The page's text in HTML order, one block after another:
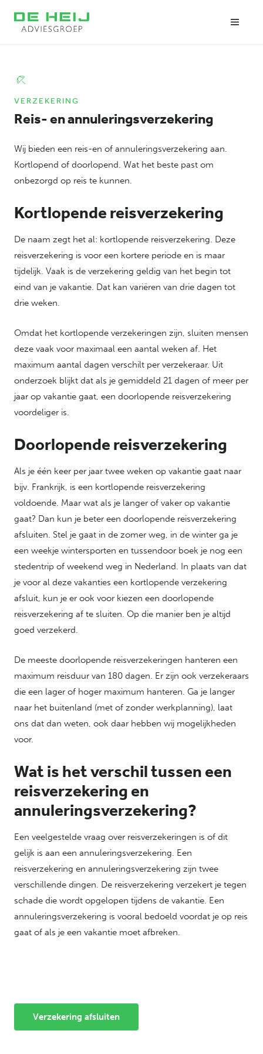
VERZEKERING
Reis- en annuleringsverzekering
Wij bieden een reis-en of annuleringsverzekering aan.
Kortlopend of doorlopend. Wat het beste past om
onbezorgd op reis te kunnen.
Kortlopende reisverzekering
De naam zegt het al: kortlopende reisverzekering. Deze
reisverzekering is voor een kortere periode en is maar
tijdelijk. Vaak is de verzekering geldig van het begin tot
eind van je vakantie. Dat kan variëren van drie dagen tot
drie weken.
Omdat het kortlopende verzekeringen zijn, sluiten mensen
deze vaak voor maximaal een aantal weken af. Het
maximum aantal dagen verschilt per verzekeraar. Uit
onderzoek blijkt dat als je gemiddeld 21 dagen of meer per
jaar op vakantie gaat, een doorlopende reisverzekering
voordeliger is.
Doorlopende reisverzekering
Als je één keer per jaar twee weken op vakantie gaat naar
bijv. Frankrijk, is een kortlopende reisverzekering
voldoende. Maar wat als je langer of vaker op vakantie
gaat? Dan kun je beter een doorlopende reisverzekering
afsluiten. Stel je gaat in de zomer weg, in de winter ga je
een weekje wintersporten en tussendoor boek je nog een
stedentrip of weekend weg in Nederland. In plaats van dat
je voor al deze vakanties een kortlopende verzekering
afsluit, kun je er ook voor kiezen een doorlopende
reisverzekering af te sluiten. Op die manier ben je altijd
goed verzekerd.
De meeste doorlopende reisverzekeringen hanteren een
maximum reisduur van 180 dagen. Er zijn ook verzekeraars
die een lager of hoger maximum hanteren. Ga je langer
naar het buitenland (met of zonder werkplanning), laat
ons dat dan weten, ook daar hebben wij mogelijkheden
voor.
Wat is het verschil tussen een
reisverzekering en
annuleringsverzekering?
Een veelgestelde vraag over reisverzekeringen is of dit
gelijk is aan een annuleringsverzekering. Een
reisverzekering en annuleringsverzekering zijn twee
verschillende dingen. De reisverzekering verzekert je tegen
schade die wordt opgelopen tijdens de vakantie. Een
annuleringsverzekering is vooral bedoeld voordat je op reis
gaat of als je een vakantie moet afbreken.
Verzekering afsluiten